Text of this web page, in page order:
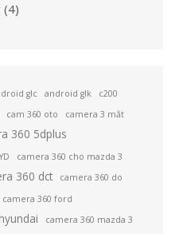
44
glc android glk
c200
cam 360 oto camera 3 mắt
360 5dplus
camera 360 cho mazda 3
360 dct
camera 360 do
camera 360 ford
camera 360 mazda 3